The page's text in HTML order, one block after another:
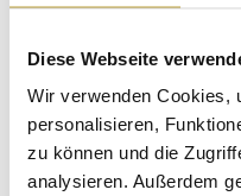
Diese Webseite
Wir verwenden Cookies,
personalisieren,
zu können und die
analysieren. Außerdem
Senioren-WG
können je nach
Betreuung sehr
Zusammenfassend
Kosten für eine